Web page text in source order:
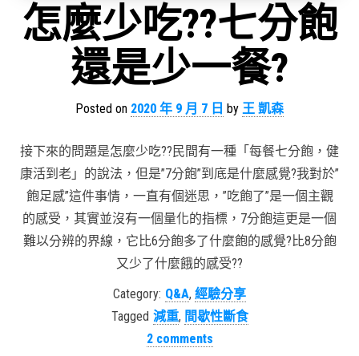
怎麼少吃??七分飽
還是少一餐?
Posted on 2020 年 9 月 7 日 by 王 凱森
接下來的問題是怎麼少吃??民間有一種「每餐七分飽，健
康活到老」的說法，但是”7分飽”到底是什麼感覺?我對於”
飽足感”這件事情，一直有個迷思，”吃飽了”是一個主觀
的感受，其實並沒有一個量化的指標，7分飽這更是一個
難以分辨的界線，它比6分飽多了什麼飽的感覺?比8分飽
又少了什麼餓的感受??
Category: Q&A, 經驗分享
Tagged 減重, 間歇性斷食
2 comments